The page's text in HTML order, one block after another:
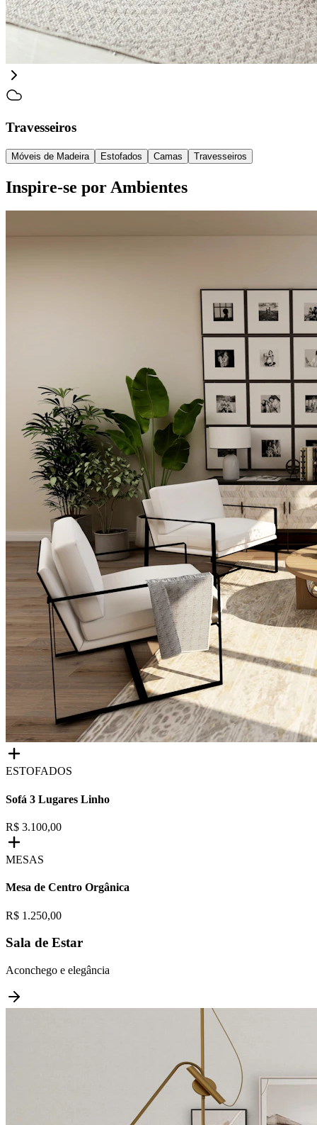
Travesseiros
Móveis de Madeira Estofados Camas Travesseiros
Inspire-se por Ambientes
ESTOFADOS
Sofá 3 Lugares Linho
R$ 3.100,00
MESAS
Mesa de Centro Orgânica
R$ 1.250,00
Sala de Estar
Aconchego e elegância